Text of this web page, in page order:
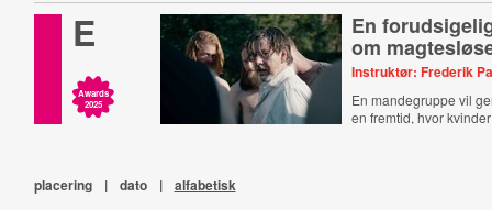
E
Awards
2025
En
om
Instruktør: Frederik
En mandegruppe vil
en fremtid, hvor
placering | dato | alfabetisk